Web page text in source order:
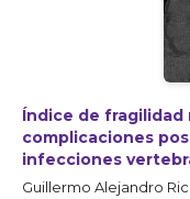
Índice de
complicaciones
infecciones
Guillermo Alejandro